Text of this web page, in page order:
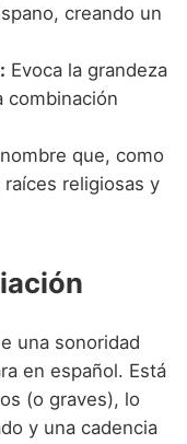
creando un
Evoca la grandeza
combinación
que, como
religiosas y
una sonoridad
en español. Está
(o graves), lo
y una cadencia